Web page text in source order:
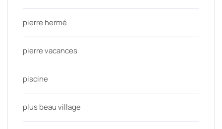
pierre hermé
pierre vacances
piscine
plus beau village